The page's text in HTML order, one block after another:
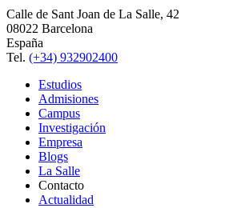
Calle de Sant Joan de La Salle, 42
08022 Barcelona
España
Tel. (+34) 932902400
Estudios
Admisiones
Campus
Investigación
Empresa
Blogs
La Salle
Contacto
Actualidad